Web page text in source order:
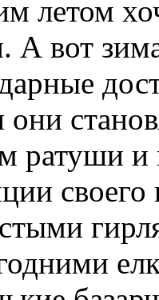
летом
А вот
они
ратуши